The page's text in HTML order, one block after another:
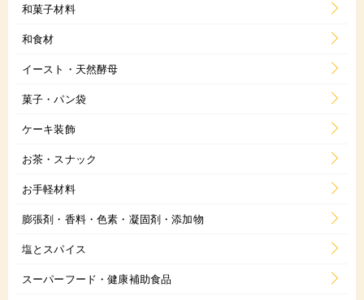
和菓子材料
和食材
イースト・天然酵母
菓子・パン袋
ケーキ装飾
お茶・スナック
お手軽材料
膨張剤・香料・色素・凝固剤・添加物
塩とスパイス
スーパーフード・健康補助食品